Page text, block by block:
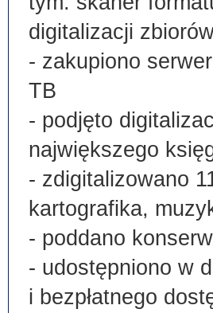
digitalizacji
- zakupiono
TB
- podjęto
największego
- zdigitalizowano
kartografika,
- poddano
- udostępniono w
i bezpłatnego